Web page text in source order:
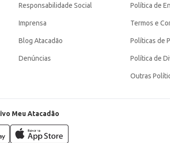
Responsabilidade Social
Imprensa
Blog Atacadão
Denúncias
Política de
Termos e
Políticas de
Política de
Outras
Meu Atacadão